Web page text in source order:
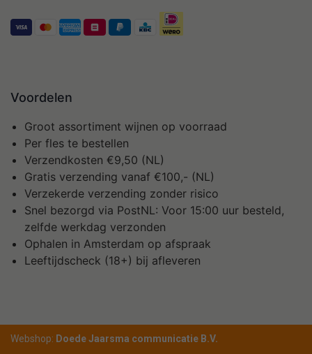
Voordelen
Groot assortiment wijnen op voorraad
Per fles te bestellen
Verzendkosten €9,50 (NL)
Gratis verzending vanaf €100,- (NL)
Verzekerde verzending zonder risico
Snel bezorgd via PostNL: Voor 15:00 uur besteld,
zelfde werkdag verzonden
Ophalen in Amsterdam op afspraak
Leeftijdscheck (18+) bij afleveren
Webshop: Doede Jaarsma communicatie B.V.